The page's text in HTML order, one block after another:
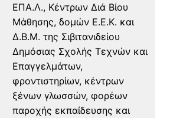
ΕΠΑ.Λ., Κέντρων Διά Βίου
Μάθησης, δομών Ε.Ε.Κ. και
Δ.Β.Μ. της Σιβιτανιδείου
Δημόσιας Σχολής Τεχνών και
Επαγγελμάτων,
φροντιστηρίων, κέντρων
ξένων γλωσσών, φορέων
παροχής εκπαίδευσης και